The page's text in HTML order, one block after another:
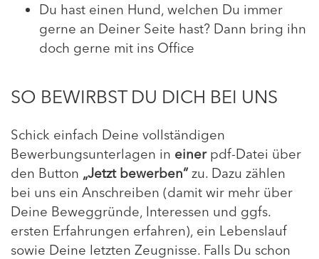
Du hast einen Hund, welchen Du immer
gerne an Deiner Seite hast? Dann bring ihn
doch gerne mit ins Office
SO BEWIRBST DU DICH BEI UNS
Schick einfach Deine vollständigen
Bewerbungsunterlagen in einerpdf-Datei über
den Button „Jetzt bewerben“zu. Dazu zählen
bei uns ein Anschreiben (damit wir mehr über
Deine Beweggründe, Interessen und ggfs.
ersten Erfahrungen erfahren), ein Lebenslauf
sowie Deine letzten Zeugnisse. Falls Du schon